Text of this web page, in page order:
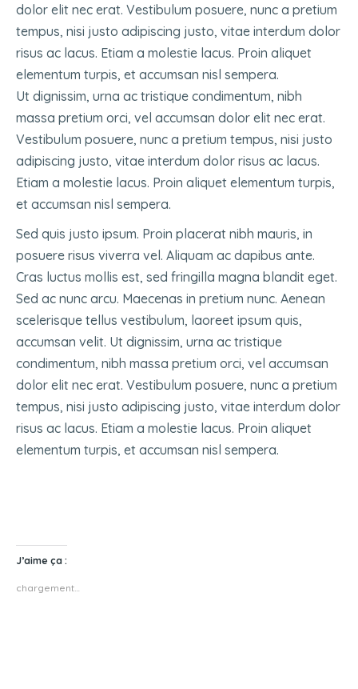
dolor elit nec erat. Vestibulum posuere, nunc a pretium
tempus, nisi justo adipiscing justo, vitae interdum dolor
risus ac lacus. Etiam a molestie lacus. Proin aliquet
elementum turpis, et accumsan nisl sempera.
Ut dignissim, urna ac tristique condimentum, nibh
massa pretium orci, vel accumsan dolor elit nec erat.
Vestibulum posuere, nunc a pretium tempus, nisi justo
adipiscing justo, vitae interdum dolor risus ac lacus.
Etiam a molestie lacus. Proin aliquet elementum turpis,
et accumsan nisl sempera.
Sed quis justo ipsum. Proin placerat nibh mauris, in
posuere risus viverra vel. Aliquam ac dapibus ante.
Cras luctus mollis est, sed fringilla magna blandit eget.
Sed ac nunc arcu. Maecenas in pretium nunc. Aenean
scelerisque tellus vestibulum, laoreet ipsum quis,
accumsan velit. Ut dignissim, urna ac tristique
condimentum, nibh massa pretium orci, vel accumsan
dolor elit nec erat. Vestibulum posuere, nunc a pretium
tempus, nisi justo adipiscing justo, vitae interdum dolor
risus ac lacus. Etiam a molestie lacus. Proin aliquet
elementum turpis, et accumsan nisl sempera.
J’aime ça :
chargement…